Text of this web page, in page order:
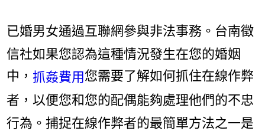
已婚男女通過互聯網參與非法事務。台南徵
信社如果您認為這種情況發生在您的婚姻
中， 抓姦費用 您需要了解如何抓住在線作弊
者，以便您和您的配偶能夠處理他們的不忠
行為。捕捉在線作弊者的最簡單方法之一是